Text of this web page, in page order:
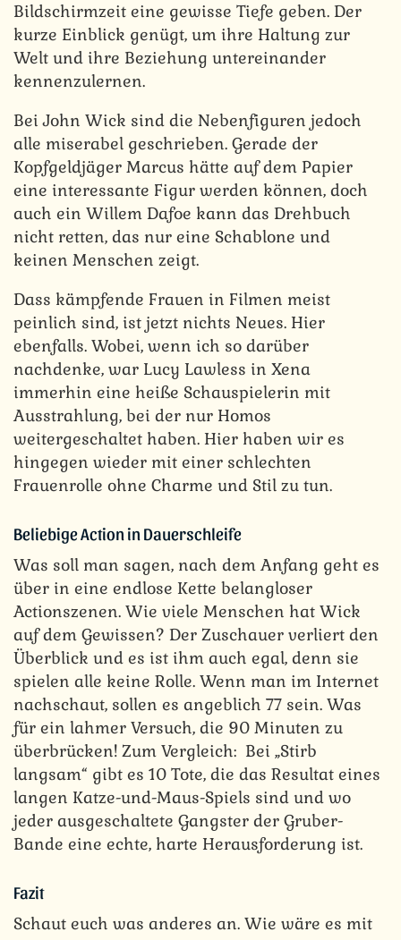
Bildschirmzeit eine gewisse Tiefe geben. Der
kurze Einblick genügt, um ihre Haltung zur
Welt und ihre Beziehung untereinander
kennenzulernen.
Bei John Wick sind die Nebenfiguren jedoch
alle miserabel geschrieben. Gerade der
Kopfgeldjäger Marcus hätte auf dem Papier
eine interessante Figur werden können, doch
auch ein Willem Dafoe kann das Drehbuch
nicht retten, das nur eine Schablone und
keinen Menschen zeigt.
Dass kämpfende Frauen in Filmen meist
peinlich sind, ist jetzt nichts Neues. Hier
ebenfalls. Wobei, wenn ich so darüber
nachdenke, war Lucy Lawless in Xena
immerhin eine heiße Schauspielerin mit
Ausstrahlung, bei der nur Homos
weitergeschaltet haben. Hier haben wir es
hingegen wieder mit einer schlechten
Frauenrolle ohne Charme und Stil zu tun.
Beliebige Action in Dauerschleife
Was soll man sagen, nach dem Anfang geht es
über in eine endlose Kette belangloser
Actionszenen. Wie viele Menschen hat Wick
auf dem Gewissen? Der Zuschauer verliert den
Überblick und es ist ihm auch egal, denn sie
spielen alle keine Rolle. Wenn man im Internet
nachschaut, sollen es angeblich 77 sein. Was
für ein lahmer Versuch, die 90 Minuten zu
überbrücken! Zum Vergleich: Bei „Stirb
langsam“ gibt es 10 Tote, die das Resultat eines
langen Katze-und-Maus-Spiels sind und wo
jeder ausgeschaltete Gangster der Gruber-
Bande eine echte, harte Herausforderung ist.
Fazit
Schaut euch was anderes an. Wie wäre es mit